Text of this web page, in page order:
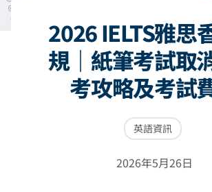
2026 IELTS雅思
規｜紙筆考試取
考攻略及考試
英語資訊
2026年5月26日